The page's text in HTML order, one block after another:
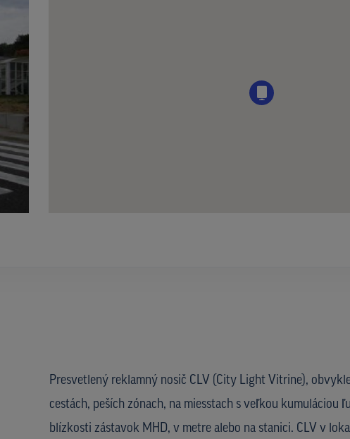
Presvetlený reklamný nosič CLV (City Light Vitrine),
cestách, peších zónach, na miesstach s veľkou kumuláciou
blízkosti zástavok MHD, v metre alebo na stanici. CLV v